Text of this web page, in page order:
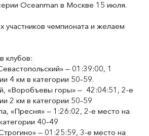
Oceanman в Москве 15 июля.
участников чемпионата и желаем
клубов:
— 01:39:00, 1
4 км в категории 50–59.
«Воробъевы горы» — 42:04:51, 2-е
2 км в категории 50–59
«Пресня» — 1:26:02, 2-е место на
40–49
— 01:25:59, 3-е место на